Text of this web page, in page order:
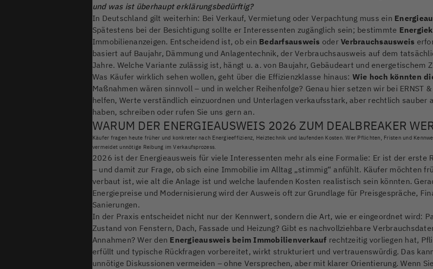
und was ist überhaupt erklärungsbedürftig?
In Deutschland gilt weiterhin: Bei Verkauf, Vermietung oder Verpachtung muss ein
Spätestens bei der Besichtigung sollte er Interessenten zugänglich sein; bestimmte
Immobilienanzeigen. Entscheidend ist, ob ein Bedarfsausweis oderVerbrauchsausweis
basiert auf Baujahr, Dämmung und Anlagentechnik, der Verbrauchsausweis auf dem
Jahre. Welche Variante zulässig ist, hängt u. a. von Baujahr, Gebäudeart und energetischem
Was Käufer wirklich sehen wollen, geht über die Effizienzklasse hinaus: Wie hoch könnten
Maßnahmen wären sinnvoll – und in welcher Reihenfolge? Genau hier setzen wir bei ERNST &
helfen, Werte verständlich einzuordnen und Unterlagen verkaufsstark, aber rechtlich sauber
haben, schreiben oder rufen Sie uns gern an.
WARUM DER ENERGIEAUSWEIS 2026 ZUM DEALBREAKER
Käufer fragen heute früher und konkreter nach Energieeffizienz, Heiztechnik und laufenden Kosten. Wer Pflichten, Fristen und
vermeidet unnötige Reibung im Verkaufsprozess.
2026 ist der Energieausweis für viele Interessenten mehr als eine Formalie: Er ist der erste
– und damit zur Frage, ob sich eine Immobilie im Alltag „stimmig“ anfühlt. Käufer möchten
verbaut ist, wie alt die Anlage ist und welche laufenden Kosten realistisch sein könnten.
Energiepreise und Modernisierung wird der Ausweis oft zur Grundlage für Preisgespräche,
Sanierungen.
In der Praxis entscheidet nicht nur der Kennwert, sondern die Art, wie er eingeordnet wird:
Zustand von Fenstern, Dach, Fassade und Heizung? Gibt es nachvollziehbare
Annahmen? Wer den Energieausweis beim Immobilienverkauf rechtzeitig vorliegen hat,
erfüllt und typische Rückfragen vorbereitet, wirkt strukturiert und vertrauenswürdig. Das
unnötige Diskussionen vermeiden – ohne Versprechen, aber mit klarer Orientierung. Wenn